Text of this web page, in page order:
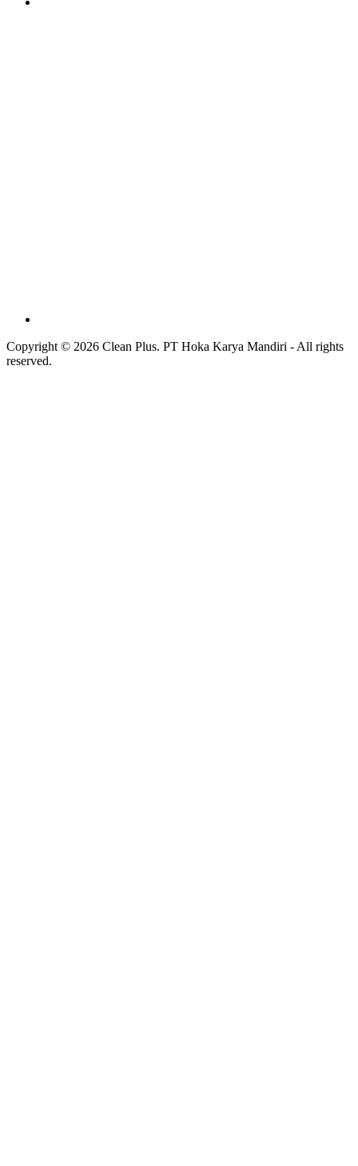
Copyright © 2026 Clean Plus. PT Hoka Karya Mandiri - All rights
reserved.